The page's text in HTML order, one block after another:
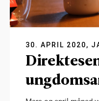
30. APRIL 2020,